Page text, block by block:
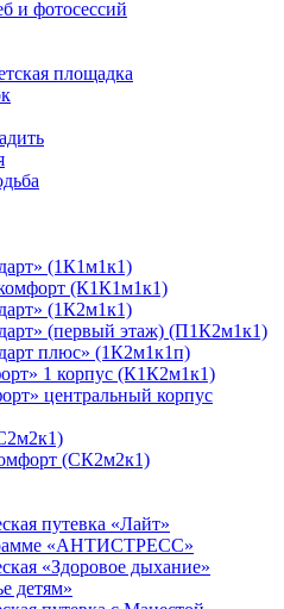
и фотосессий
площадка
(1К1м1к1)
(К1К1м1к1)
(1К2м1к1)
(первый этаж) (П1К2м1к1)
плюс» (1К2м1к1п)
1 корпус (К1К2м1к1)
центральный корпус
(СК2м2к1)
путевка «Лайт»
«АНТИСТРЕСС»
«Здоровое дыхание»
детям»